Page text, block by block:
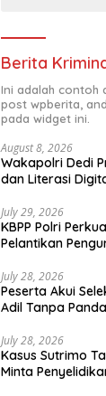
Berita
Ini adalah contoh
post wpberita,
pada widget ini.
August 8, 2026
Wakapolri Dedi
dan Literasi
July 29, 2026
KBPP Polri
Pelantikan
July 28, 2026
Peserta Akui
Adil Tanpa
July 28, 2026
Kasus Sutrimo
Minta